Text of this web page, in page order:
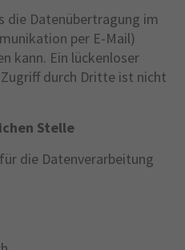
die Datenübertragung im
per E-Mail)
kann. Ein lückenloser
durch Dritte ist nicht
Stelle
die Datenverarbeitung